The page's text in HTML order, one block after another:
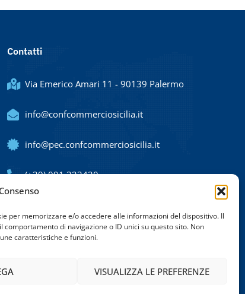
per memorizzare e/o accedere alle informazioni del dispositivo. Il
di navigazione o ID unici su questo sito. Non
caratteristiche e funzioni.
VISUALIZZA LE PREFERENZE
Contatti
Via Emerico Amari 11 - 90139 Palermo
info@confcommerciosicilia.it
info@pec.confcommerciosicilia.it
(+39) 091 323420